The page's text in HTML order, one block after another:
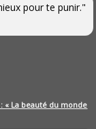
pour te punir."
« La beauté du monde